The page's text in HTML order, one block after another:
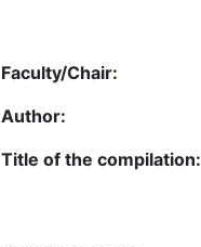
Faculty/Chair:
Author:
Title of the compilation: